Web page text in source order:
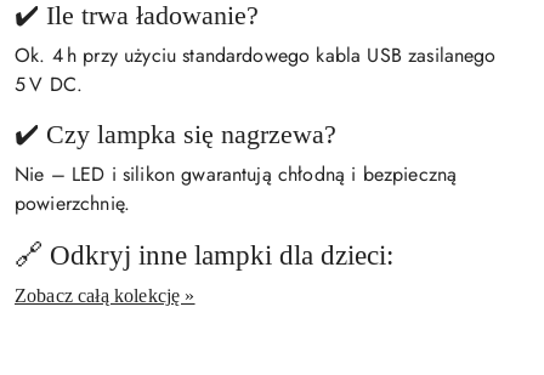
✔️ Ile trwa ładowanie?
Ok. 4 h przy użyciu standardowego kabla USB zasilanego
5 V DC.
✔️ Czy lampka się nagrzewa?
Nie – LED i silikon gwarantują chłodną i bezpieczną
powierzchnię.
🔗 Odkryj inne lampki dla dzieci:
Zobacz całą kolekcję »